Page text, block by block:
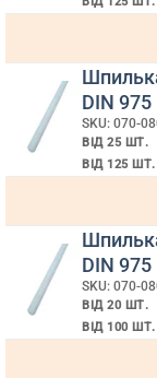
DIN 975
SKU: 070-
ВІД 25 ШТ.
ВІД 125 ШТ.
DIN 975
SKU: 070-
ВІД 20 ШТ.
ВІД 100 ШТ.